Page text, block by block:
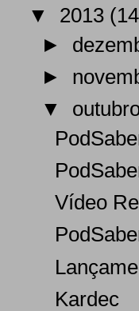
▼ 2013
►
►
▼
Vídeo
Kardec